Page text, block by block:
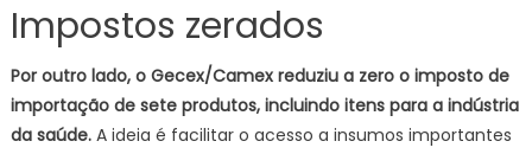
Impostos zerados
Por outro lado, o Gecex/Camex reduziu a zero o imposto de
importação de sete produtos, incluindo itens para a indústria
da saúde. A ideia é facilitar o acesso a insumos importantes